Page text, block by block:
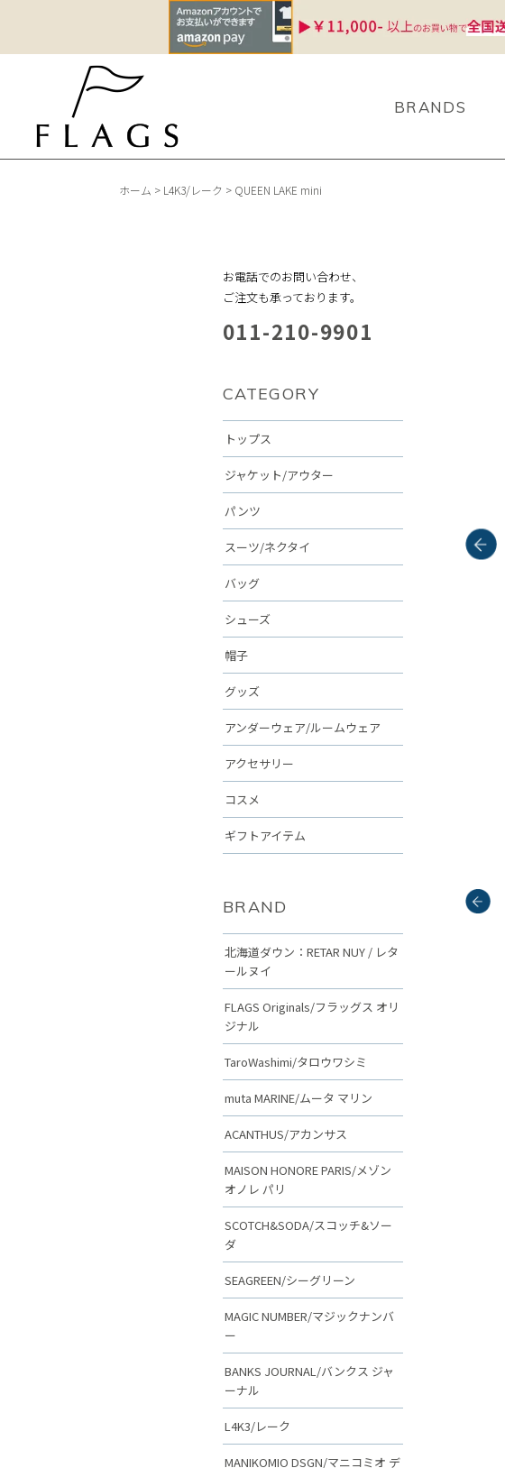
BRANDS
ホーム > L4K3/レーク > QUEEN LAKE mini
お電話でのお問い合わせ、
ご注文も承っております。
011-210-9901
CATEGORY
トップス
ジャケット/アウター
パンツ
スーツ/ネクタイ
バッグ
シューズ
帽子
グッズ
アンダーウェア/ルームウェア
アクセサリー
コスメ
ギフトアイテム
BRAND
北海道ダウン：RETAR NUY / レタ
ールヌイ
FLAGS Originals/フラッグス オリ
ジナル
TaroWashimi/タロウワシミ
muta MARINE/ムータ マリン
ACANTHUS/アカンサス
MAISON HONORE PARIS/メゾン
オノレ パリ
SCOTCH&SODA/スコッチ&ソー
ダ
SEAGREEN/シーグリーン
MAGIC NUMBER/マジックナンバ
ー
BANKS JOURNAL/バンクス ジャ
ーナル
L4K3/レーク
MANIKOMIO DSGN/マニコミオ デ